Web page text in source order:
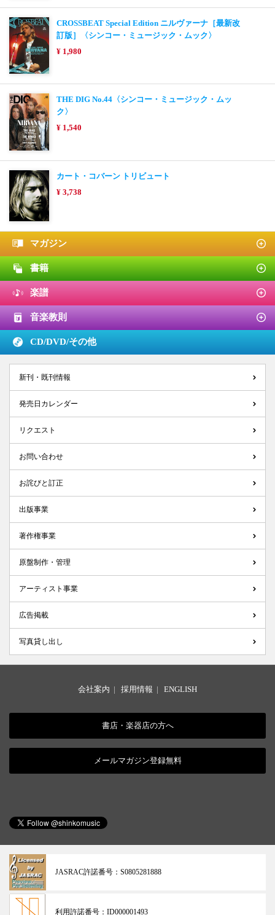
CROSSBEAT Special Edition ニルヴァーナ［最新改
訂版］〈シンコー・ミュージック・ムック〉
¥ 1,980
THE DIG No.44〈シンコー・ミュージック・ムッ
ク〉
¥ 1,540
カート・コバーン トリビュート
¥ 3,738
マガジン
書籍
楽譜
音楽教則
CD/DVD/その他
新刊・既刊情報
発売日カレンダー
リクエスト
お問い合わせ
お詫びと訂正
出版事業
著作権事業
原盤制作・管理
アーティスト事業
広告掲載
写真貸し出し
会社案内 | 採用情報 | ENGLISH
書店・楽器店の方へ
メールマガジン登録無料
JASRAC許諾番号： S0805281888
利用許諾番号： ID000001493